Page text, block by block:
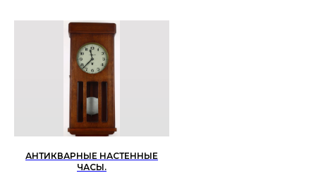
АНТИКВАРНЫЕ НАСТЕННЫЕ
ЧАСЫ.